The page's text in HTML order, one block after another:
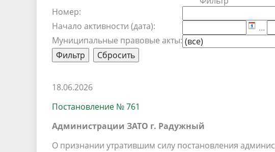
Песни о городе
Защита населения
Градостроительная деятельность
Инициативные
условий труда
Координационные и совещательные
органы
Муниципальные
Противодействие
Номер:
Начало активности (дата):
…
Муниципальные правовые акты:
18.06.2026
Постановление № 761
Администрации ЗАТО г. Радужный
О признании утратившим силу постановления